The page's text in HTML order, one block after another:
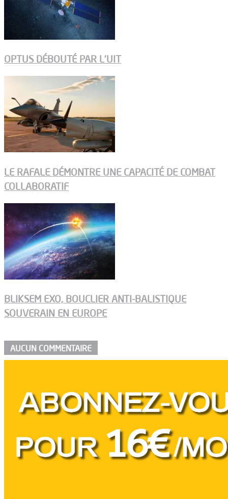
OPTUS DÉBOUTÉ PAR L’UIT
LE RAFALE DÉMONTRE UNE CAPACITÉ DE COMBAT
COLLABORATIF
BLIKSEM EXO, BOUCLIER ANTI-BALISTIQUE
SOUVERAIN EN EUROPE
AUCUN COMMENTAIRE